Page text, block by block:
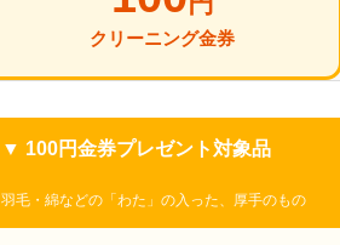
クリーニング金券
▼ 100円金券プレゼント対象品
羽毛・綿などの「わた」の入った、厚手のもの